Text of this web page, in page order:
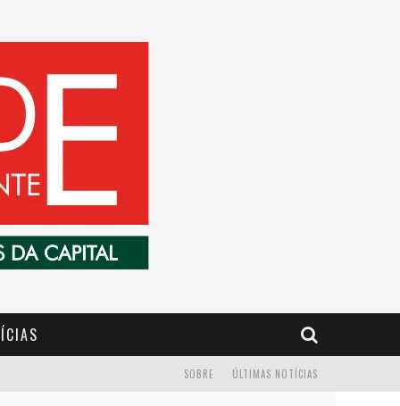
ÚLTIMAS NOTÍCIAS
SOBRE